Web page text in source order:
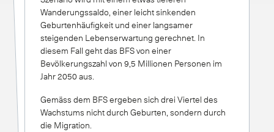
Wanderungssaldo, einer leicht sinkenden
Geburtenhäufigkeit und einer langsamer
steigenden Lebenserwartung gerechnet. In
diesem Fall geht das BFS von einer
Bevölkerungszahl von 9,5 Millionen Personen im
Jahr 2050 aus.
Gemäss dem BFS ergeben sich drei Viertel des
Wachstums nicht durch Geburten, sondern durch
die Migration.